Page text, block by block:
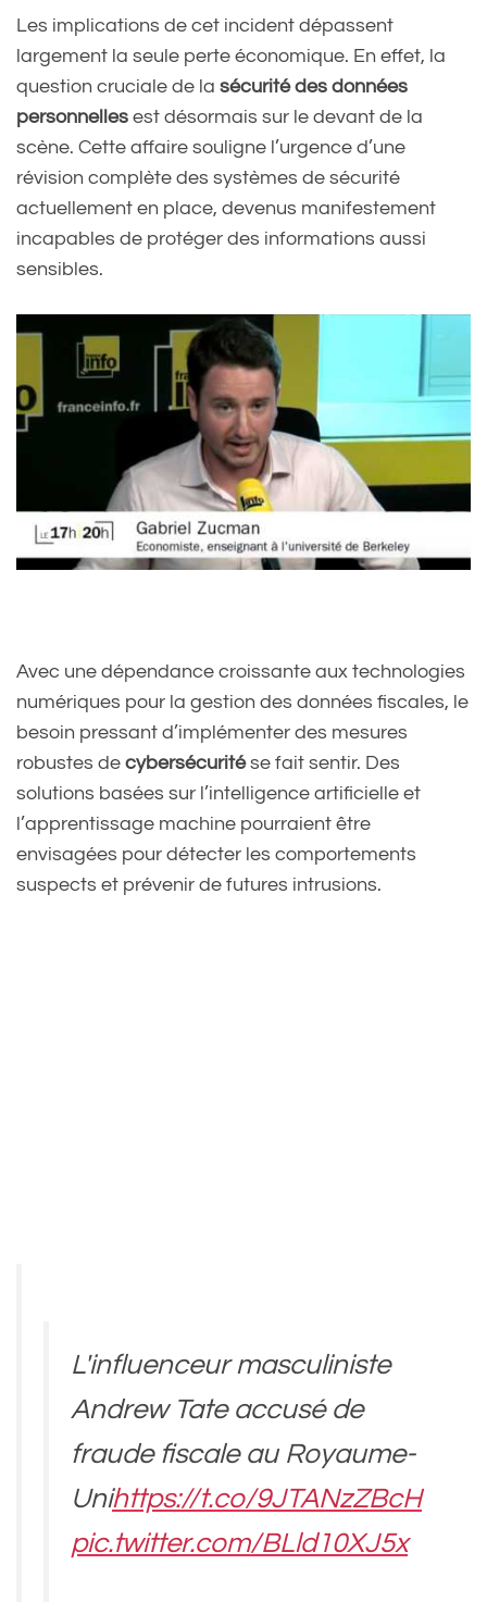
Les implications de cet incident dépassent
largement la seule perte économique. En effet, la
question cruciale de la sécurité des données
personnelles est désormais sur le devant de la
scène. Cette affaire souligne l’urgence d’une
révision complète des systèmes de sécurité
actuellement en place, devenus manifestement
incapables de protéger des informations aussi
sensibles.
Avec une dépendance croissante aux technologies
numériques pour la gestion des données fiscales, le
besoin pressant d’implémenter des mesures
robustes de cybersécuritése fait sentir. Des
solutions basées sur l’intelligence artificielle et
l’apprentissage machine pourraient être
envisagées pour détecter les comportements
suspects et prévenir de futures intrusions.
L'influenceur masculiniste
Andrew Tate accusé de
fraude fiscale au Royaume-
Unihttps://t.co/9JTANzZBcH
pic.twitter.com/BLld10XJ5x